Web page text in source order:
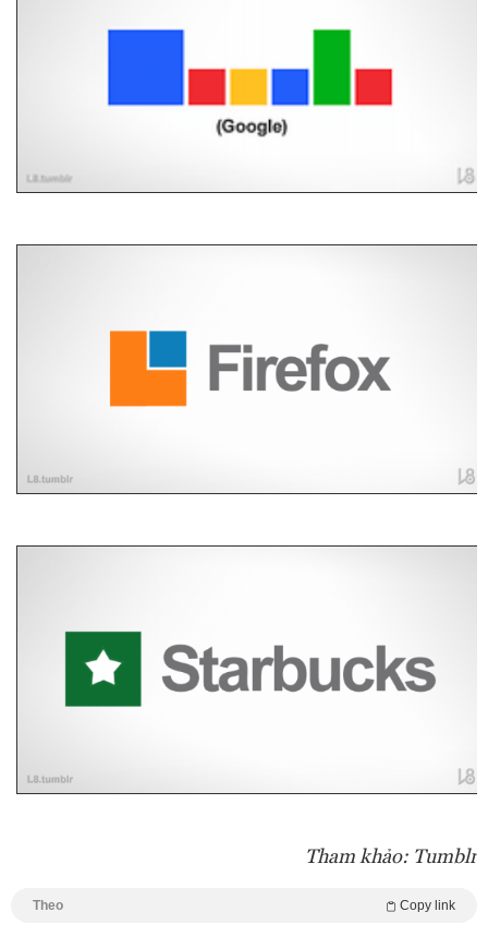
Tham khảo: Tumblr
Theo Copy link